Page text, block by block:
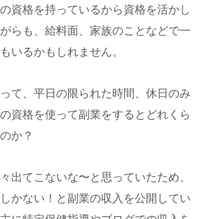
資格を持っているから資格を活かし
らも、給料面、家族のことなどで一
いるかもしれません。
て、平日の限られた時間、休日のみ
資格を使って副業をするとどれくら
か？
出てこないな〜と思っていたため、
かない！と副業の収入を公開してい